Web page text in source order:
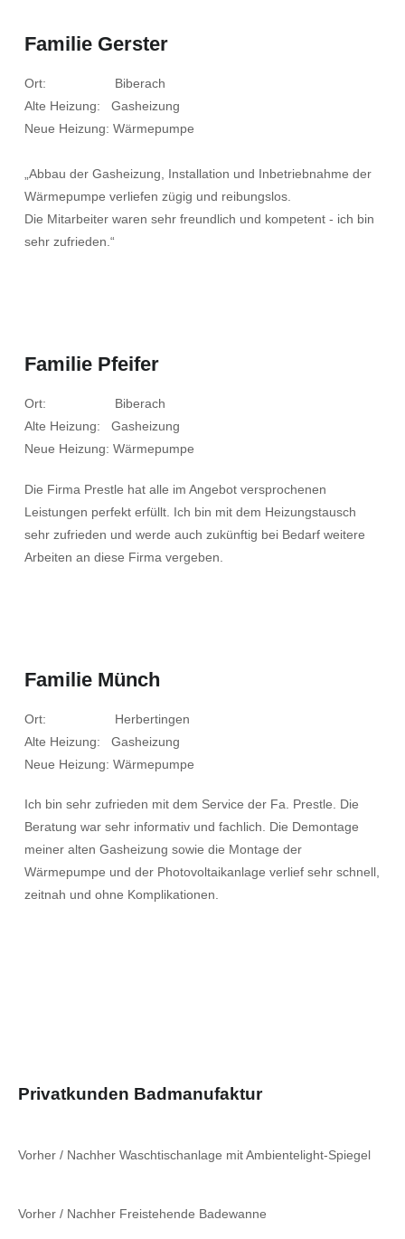
Familie Gerster
Ort: Biberach
Alte Heizung: Gasheizung
Neue Heizung: Wärmepumpe
„Abbau der Gasheizung, Installation und Inbetriebnahme der
Wärmepumpe verliefen zügig und reibungslos.
Die Mitarbeiter waren sehr freundlich und kompetent - ich bin
sehr zufrieden.“
Familie Pfeifer
Ort: Biberach
Alte Heizung: Gasheizung
Neue Heizung: Wärmepumpe
Die Firma Prestle hat alle im Angebot versprochenen
Leistungen perfekt erfüllt. Ich bin mit dem Heizungstausch
sehr zufrieden und werde auch zukünftig bei Bedarf weitere
Arbeiten an diese Firma vergeben.
Familie Münch
Ort: Herbertingen
Alte Heizung: Gasheizung
Neue Heizung: Wärmepumpe
Ich bin sehr zufrieden mit dem Service der Fa. Prestle. Die
Beratung war sehr informativ und fachlich. Die Demontage
meiner alten Gasheizung sowie die Montage der
Wärmepumpe und der Photovoltaikanlage verlief sehr schnell,
zeitnah und ohne Komplikationen.
Privatkunden Badmanufaktur
Vorher / Nachher Waschtischanlage mit Ambientelight-Spiegel
Vorher / Nachher Freistehende Badewanne